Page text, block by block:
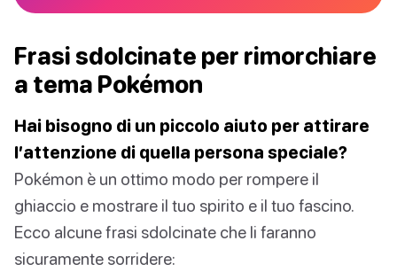
Frasi sdolcinate per rimorchiare
a tema Pokémon
Hai bisogno di un piccolo aiuto per attirare
l’attenzione di quella persona speciale?
Pokémon è un ottimo modo per rompere il
ghiaccio e mostrare il tuo spirito e il tuo fascino.
Ecco alcune frasi sdolcinate che li faranno
sicuramente sorridere: